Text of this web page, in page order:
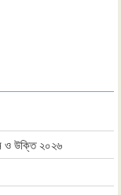
ও উক্তি ২০২৬